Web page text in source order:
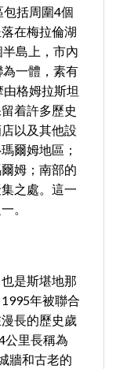
括周圍4個
在梅拉倫湖
島上，市內
一體，素有
由格姆拉斯坦
着許多歷史
以及其他設
爾姆地區；
姆；南部的
之處。這一
。
是斯堪地那
年被聯合
長的歷史歲
公里長稱為
牆和古老的